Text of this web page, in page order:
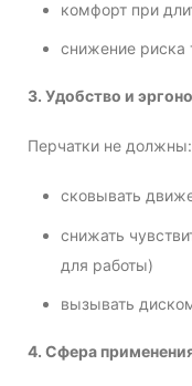
комфорт при
снижение риска
3. Удобство и
Перчатки не должны:
сковывать
снижать
для работы)
вызывать
4. Сфера